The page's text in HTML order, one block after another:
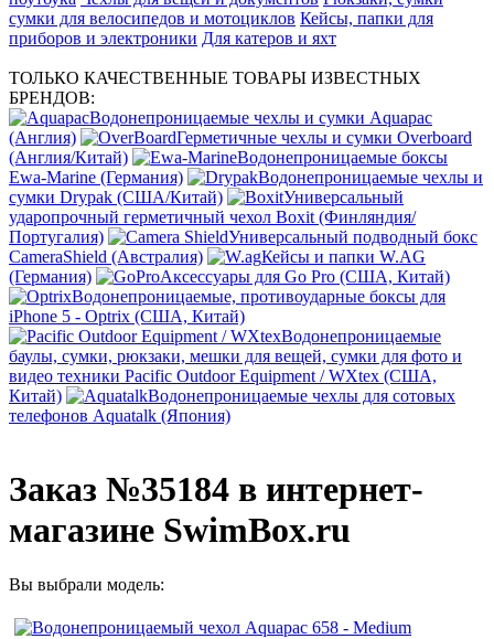
сумки для велосипедов и мотоциклов Кейсы, папки для
приборов и электроники Для катеров и яхт
ТОЛЬКО КАЧЕСТВЕННЫЕ ТОВАРЫ ИЗВЕСТНЫХ
БРЕНДОВ:
Водонепроницаемые чехлы и сумки Aquapac
(Англия)
Герметичные чехлы и сумки Overboard
(Англия/Китай)
Водонепроницаемые боксы
Ewa-Marine (Германия)
Водонепроницаемые чехлы и
сумки Drypak (США/Китай)
Универсальный
ударопрочный герметичный чехол Boxit (Финляндия/
Португалия)
Универсальный подводный бокс
CameraShield (Австралия)
Кейсы и папки W.AG
(Германия)
Аксессуары для Go Pro (США, Китай)
Водонепроницаемые, противоударные боксы для
iPhone 5 - Optrix (США, Китай)
Водонепроницаемые
баулы, сумки, рюкзаки, мешки для вещей, сумки для фото и
видео техники Pacific Outdoor Equipment / WXtex (США,
Китай)
Водонепроницаемые чехлы для сотовых
телефонов Aquatalk (Япония)
Заказ №35184 в интернет-
магазине SwimBox.ru
Вы выбрали модель: